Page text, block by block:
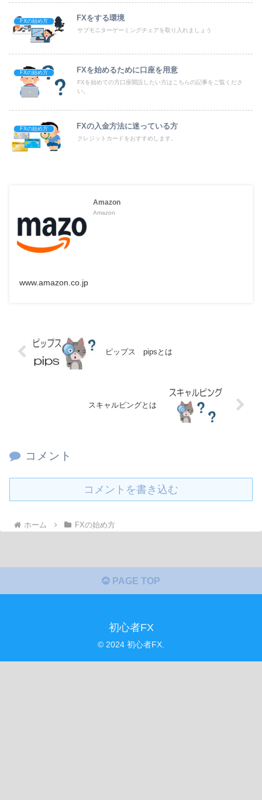
FXの始め方 FXをする環境
サブモニターゲーミングチェアを取り入れましょう
FXの始め方 FXを始めるために口座を用意
FXを始めての方口座開設したい方はこちらの記事をご覧くださ
い。
FXの始め方 FXの入金方法に迷っている方
クレジットカードをおすすめします。
Amazon
Amazon
www.amazon.co.jp
ピップス pipsとは
スキャルピングとは
コメント
コメントを書き込む
ホーム FXの始め方
PAGE TOP
初心者FX
© 2024 初心者FX.